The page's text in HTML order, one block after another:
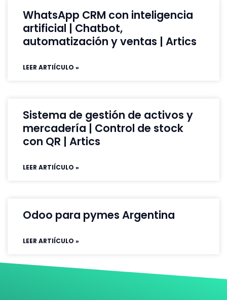
WhatsApp CRM con inteligencia
artificial | Chatbot,
automatización y ventas | Artics
LEER ARTIÍCULO »
Sistema de gestión de activos y
mercadería | Control de stock
con QR | Artics
LEER ARTIÍCULO »
Odoo para pymes Argentina
LEER ARTIÍCULO »